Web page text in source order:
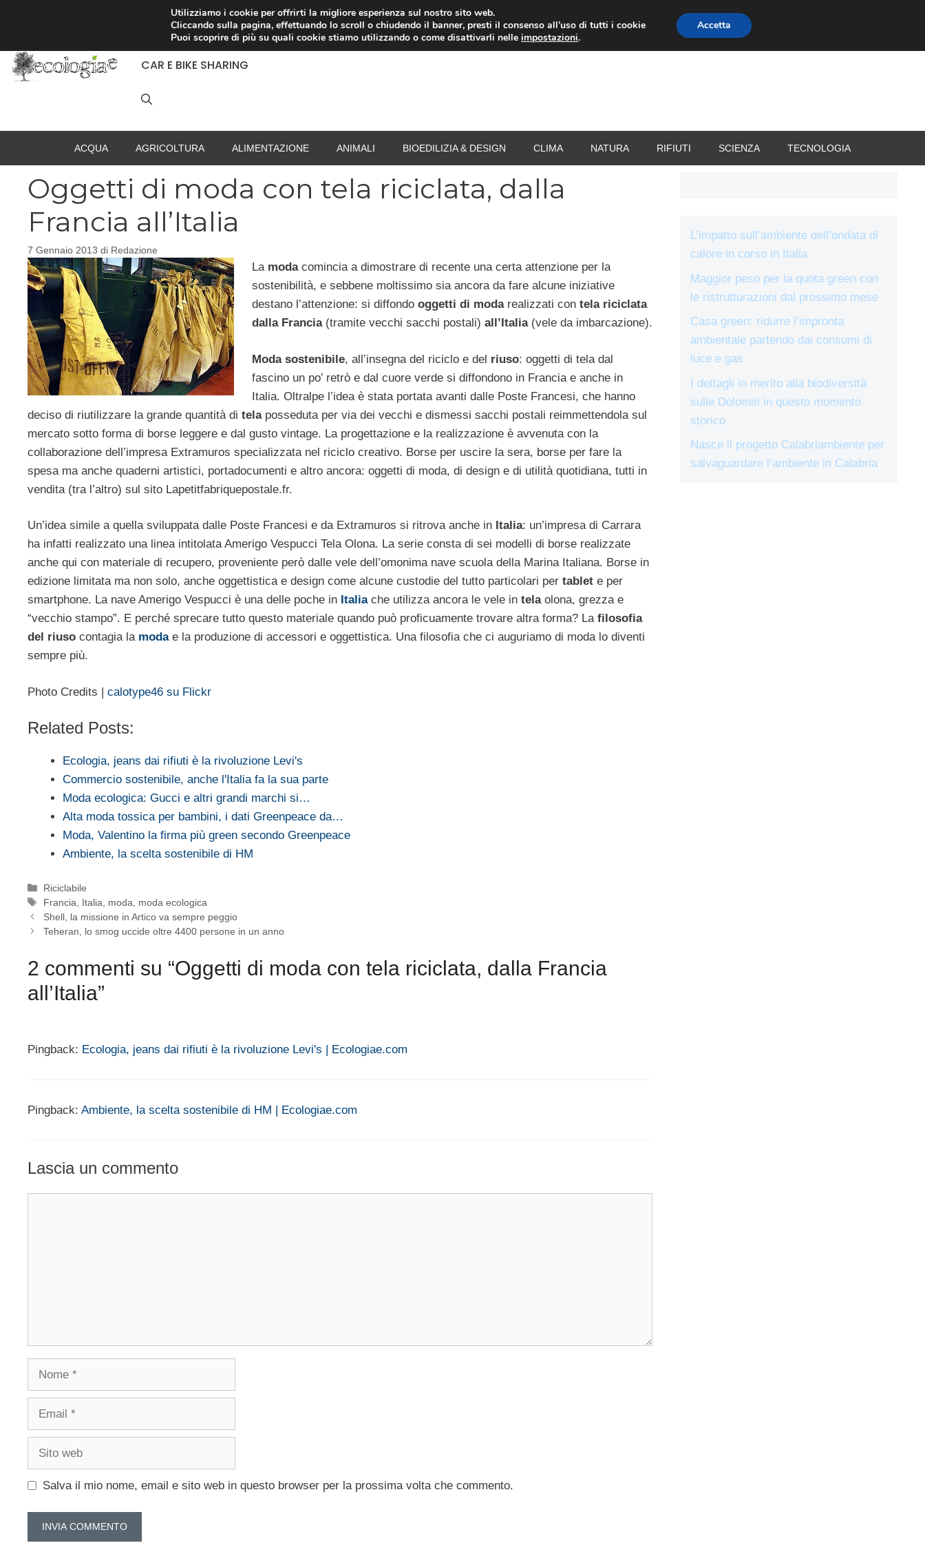
RACCOLTA DIFFERENZIATA RISPARMIO ENERGETICO SPESA TERMOVALORIZZATORI VACANZE
CAR E BIKE SHARING
ACQUA AGRICOLTURA ALIMENTAZIONE ANIMALI BIOEDILIZIA & DESIGN CLIMA NATURA RIFIUTI SCIENZA TECNOLOGIA
Oggetti di moda con tela riciclata, dalla
Francia all’Italia
7 Gennaio 2013 di Redazione
La modacomincia a dimostrare di recente una certa attenzione per la
sostenibilità, e sebbene moltissimo sia ancora da fare alcune iniziative
destano l’attenzione: si diffondo oggetti di modarealizzati contela riciclata
dalla Francia(tramite vecchi sacchi postali) all’Italia(vele da imbarcazione).
Moda sostenibile, all’insegna del riciclo e del riuso: oggetti di tela dal
fascino un po’ retrò e dal cuore verde si diffondono in Francia e anche in
Italia. Oltralpe l’idea è stata portata avanti dalle Poste Francesi, che hanno
deciso di riutilizzare la grande quantità di telaposseduta per via dei vecchi e dismessi sacchi postali reimmettendola sul
mercato sotto forma di borse leggere e dal gusto vintage. La progettazione e la realizzazione è avvenuta con la
collaborazione dell’impresa Extramuros specializzata nel riciclo creativo. Borse per uscire la sera, borse per fare la
spesa ma anche quaderni artistici, portadocumenti e altro ancora: oggetti di moda, di design e di utilità quotidiana, tutti in
vendita (tra l’altro) sul sito Lapetitfabriquepostale.fr.
Un’idea simile a quella sviluppata dalle Poste Francesi e da Extramuros si ritrova anche in Italia: un’impresa di Carrara
ha infatti realizzato una linea intitolata Amerigo Vespucci Tela Olona. La serie consta di sei modelli di borse realizzate
anche qui con materiale di recupero, proveniente però dalle vele dell’omonima nave scuola della Marina Italiana. Borse in
edizione limitata ma non solo, anche oggettistica e design come alcune custodie del tutto particolari per tablet e per
smartphone. La nave Amerigo Vespucci è una delle poche in Italia che utilizza ancora le vele in telaolona, grezza e
“vecchio stampo”. E perché sprecare tutto questo materiale quando può proficuamente trovare altra forma? Lafilosofia
del riuso contagia la moda e la produzione di accessori e oggettistica. Una filosofia che ci auguriamo di moda lo diventi
sempre più.
Photo Credits | calotype46 su Flickr
Related Posts:
Ecologia, jeans dai rifiuti è la rivoluzione Levi's
Commercio sostenibile, anche l'Italia fa la sua parte
Moda ecologica: Gucci e altri grandi marchi si…
Alta moda tossica per bambini, i dati Greenpeace da…
Moda, Valentino la firma più green secondo Greenpeace
Ambiente, la scelta sostenibile di HM
Categorie
Riciclabile
Tag
Francia Italia moda
moda ecologica
Shell, la missione in Artico va sempre peggio
Teheran, lo smog uccide oltre 4400 persone in un anno
2 commenti su “Oggetti di moda con tela riciclata, dalla Francia
all’Italia”
Pingback: Ecologia, jeans dai rifiuti è la rivoluzione Levi's | Ecologiae.com
Pingback: Ambiente, la scelta sostenibile di HM | Ecologiae.com
Lascia un commento
Salva il mio nome, email e sito web in questo browser per la prossima volta che commento.
L’impatto sull’ambiente dell’ondata di
calore in corso in Italia
Maggior peso per la quota green con
le ristrutturazioni dal prossimo mese
Casa green: ridurre l’impronta
ambientale partendo dai consumi di
luce e gas
I dettagli in merito alla biodiversità
sulle Dolomiti in questo momento
storico
Nasce il progetto Calabriambiente per
salvaguardare l’ambiente in Calabria
Utilizziamo i cookie per offrirti la migliore esperienza sul nostro sito web.
Cliccando sulla pagina, effettuando lo scroll o chiudendo il banner, presti il consenso all’uso di tutti i cookie
Puoi scoprire di più su quali cookie stiamo utilizzando o come disattivarli nelleimpostazioni.
Accetta